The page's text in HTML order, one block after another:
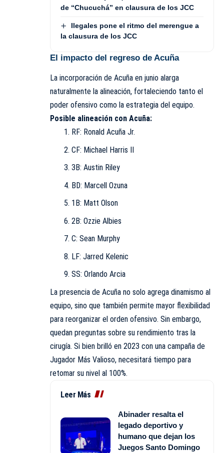
de “Chucuchá” en clausura de los JCC
Ilegales pone el ritmo del merengue a
la clausura de los JCC
El impacto del regreso de Acuña
La incorporación de Acuña en junio alarga
naturalmente la alineación, fortaleciendo tanto el
poder ofensivo como la estrategia del equipo.
Posible alineación con Acuña:
RF: Ronald Acuña Jr.
CF: Michael Harris II
3B: Austin Riley
BD: Marcell Ozuna
1B: Matt Olson
2B: Ozzie Albies
C: Sean Murphy
LF: Jarred Kelenic
SS: Orlando Arcia
La presencia de Acuña no solo agrega dinamismo al
equipo, sino que también permite mayor flexibilidad
para reorganizar el orden ofensivo. Sin embargo,
quedan preguntas sobre su rendimiento tras la
cirugía. Si bien brilló en 2023 con una campaña de
Jugador Más Valioso, necesitará tiempo para
retomar su nivel al 100%.
Leer Más
Abinader resalta el
legado deportivo y
humano que dejan los
Juegos Santo Domingo